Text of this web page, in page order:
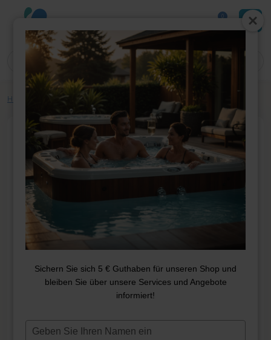
0
Home Whirlpool-Teile Topologiefilter 6TP-942
TOPOLOGIEFILTER 6TP-942
45,05€
Sichern Sie sich 5 € Guthaben für unseren Shop und
bleiben Sie über unsere Services und Angebote
informiert!
Typ